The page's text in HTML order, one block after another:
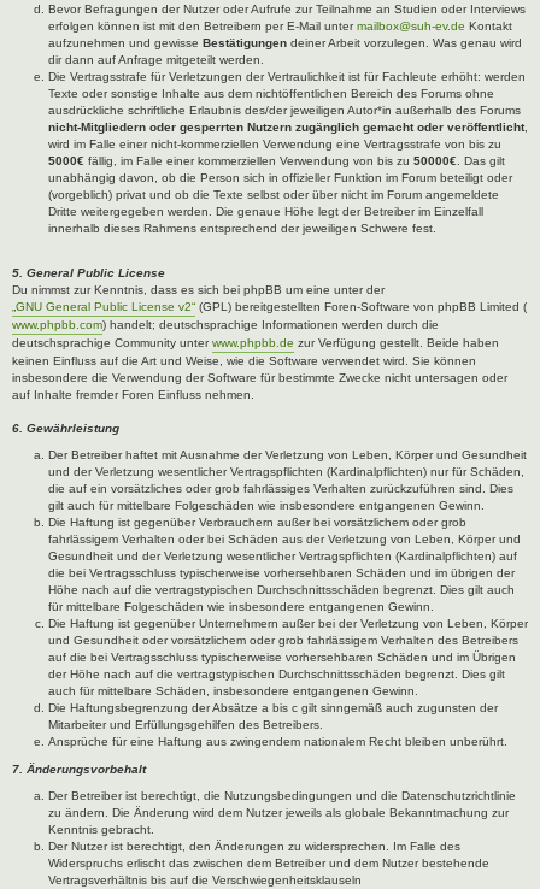
Bevor Befragungen der Nutzer oder Aufrufe zur Teilnahme an Studien oder Interviews
erfolgen können ist mit den Betreibern per E-Mail untermailbox@suh-ev.de Kontakt
aufzunehmen und gewisse Bestätigungen deiner Arbeit vorzulegen. Was genau wird
dir dann auf Anfrage mitgeteilt werden.
Die Vertragsstrafe für Verletzungen der Vertraulichkeit ist für Fachleute erhöht: werden
Texte oder sonstige Inhalte aus dem nichtöffentlichen Bereich des Forums ohne
ausdrückliche schriftliche Erlaubnis des/der jeweiligen Autor*in außerhalb des Forums
nicht-Mitgliedern oder gesperrten Nutzern zugänglich gemacht oder veröffentlicht,
wird im Falle einer nicht-kommerziellen Verwendung eine Vertragsstrafe von bis zu
5000€ fällig, im Falle einer kommerziellen Verwendung von bis zu 50000€ . Das gilt
unabhängig davon, ob die Person sich in offizieller Funktion im Forum beteiligt oder
(vorgeblich) privat und ob die Texte selbst oder über nicht im Forum angemeldete
Dritte weitergegeben werden. Die genaue Höhe legt der Betreiber im Einzelfall
innerhalb dieses Rahmens entsprechend der jeweiligen Schwere fest.
5. General Public License
Du nimmst zur Kenntnis, dass es sich bei phpBB um eine unter der
„GNU General Public License v2“ (GPL) bereitgestellten Foren-Software von phpBB Limited (
www.phpbb.com) handelt; deutschsprachige Informationen werden durch die
deutschsprachige Community unterwww.phpbb.de zur Verfügung gestellt. Beide haben
keinen Einfluss auf die Art und Weise, wie die Software verwendet wird. Sie können
insbesondere die Verwendung der Software für bestimmte Zwecke nicht untersagen oder
auf Inhalte fremder Foren Einfluss nehmen.
6. Gewährleistung
Der Betreiber haftet mit Ausnahme der Verletzung von Leben, Körper und Gesundheit
und der Verletzung wesentlicher Vertragspflichten (Kardinalpflichten) nur für Schäden,
die auf ein vorsätzliches oder grob fahrlässiges Verhalten zurückzuführen sind. Dies
gilt auch für mittelbare Folgeschäden wie insbesondere entgangenen Gewinn.
Die Haftung ist gegenüber Verbrauchern außer bei vorsätzlichem oder grob
fahrlässigem Verhalten oder bei Schäden aus der Verletzung von Leben, Körper und
Gesundheit und der Verletzung wesentlicher Vertragspflichten (Kardinalpflichten) auf
die bei Vertragsschluss typischerweise vorhersehbaren Schäden und im übrigen der
Höhe nach auf die vertragstypischen Durchschnittsschäden begrenzt. Dies gilt auch
für mittelbare Folgeschäden wie insbesondere entgangenen Gewinn.
Die Haftung ist gegenüber Unternehmern außer bei der Verletzung von Leben, Körper
und Gesundheit oder vorsätzlichem oder grob fahrlässigem Verhalten des Betreibers
auf die bei Vertragsschluss typischerweise vorhersehbaren Schäden und im Übrigen
der Höhe nach auf die vertragstypischen Durchschnittsschäden begrenzt. Dies gilt
auch für mittelbare Schäden, insbesondere entgangenen Gewinn.
Die Haftungsbegrenzung der Absätze a bis c gilt sinngemäß auch zugunsten der
Mitarbeiter und Erfüllungsgehilfen des Betreibers.
Ansprüche für eine Haftung aus zwingendem nationalem Recht bleiben unberührt.
7. Änderungsvorbehalt
Der Betreiber ist berechtigt, die Nutzungsbedingungen und die Datenschutzrichtlinie
zu ändern. Die Änderung wird dem Nutzer jeweils als globale Bekanntmachung zur
Kenntnis gebracht.
Der Nutzer ist berechtigt, den Änderungen zu widersprechen. Im Falle des
Widerspruchs erlischt das zwischen dem Betreiber und dem Nutzer bestehende
Vertragsverhältnis bis auf die Verschwiegenheitsklauseln